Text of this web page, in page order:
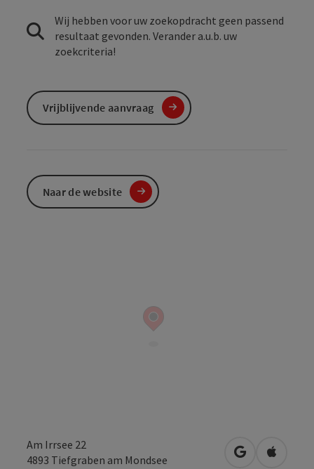
Am Irrsee 22
4893 Tiefgraben am Mondsee Openen in
Wij hebben voor uw zoekopdracht geen passend
resultaat gevonden. Verander a.u.b. uw
zoekcriteria!
Vrijblijvende aanvraag
Naar de website